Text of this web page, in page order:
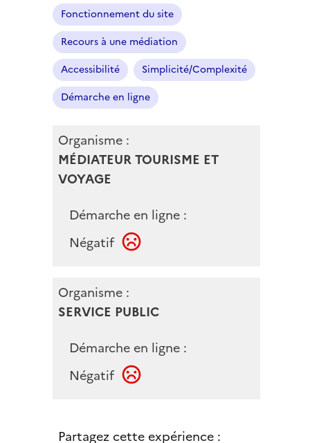
Fonctionnement du site
Recours à une médiation
Accessibilité
Simplicité/Complexité
Démarche en ligne
Organisme :
MÉDIATEUR TOURISME ET
VOYAGE
Démarche en ligne :
Négatif
Organisme :
SERVICE PUBLIC
Démarche en ligne :
Négatif
Partagez cette expérience :